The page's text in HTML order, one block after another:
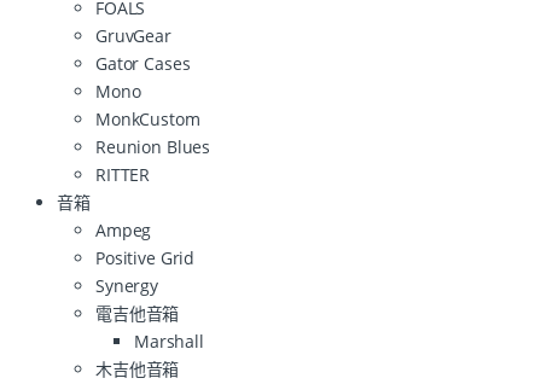
FOALS
GruvGear
Gator Cases
Mono
MonkCustom
Reunion Blues
RITTER
音箱
Ampeg
Positive Grid
Synergy
電吉他音箱
Marshall
木吉他音箱